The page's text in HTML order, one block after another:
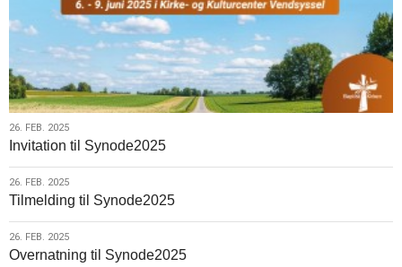
26.
feb.
2025
26. FEB. 2025
Invitation til Synode2025
26.
feb.
2025
26. FEB. 2025
Tilmelding til Synode2025
26.
feb.
26. FEB. 2025
Overnatning til Synode2025